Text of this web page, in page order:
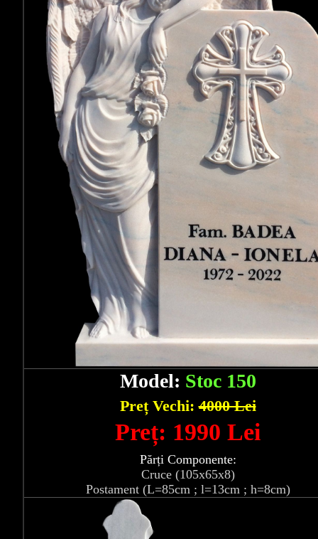
Model: Stoc 150
Preț Vechi:4000 Lei
Preț: 1990 Lei
Părți Componente:
Cruce (105x65x8)
Postament (L=85cm ; l=13cm ; h=8cm)